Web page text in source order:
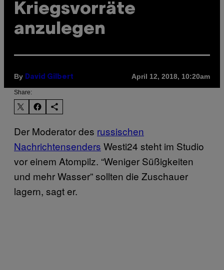
Kriegsvorräte
anzulegen
By David Gilbert April 12, 2018, 10:20am
Share:
Der Moderator des russischen
Nachrichtensenders Westi24 steht im Studio
vor einem Atompilz. “Weniger Süßigkeiten
und mehr Wasser” sollten die Zuschauer
lagern, sagt er.